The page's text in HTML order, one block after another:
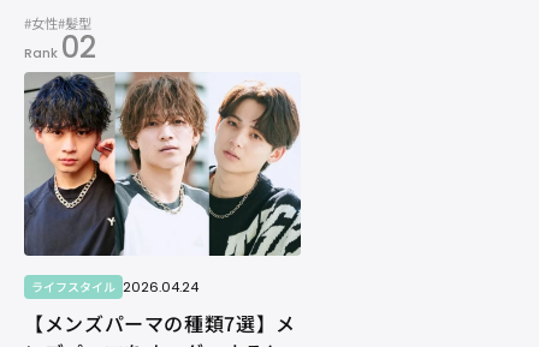
#女性#髪型
Rank 02
ライフスタイル 2026.04.24
【メンズパーマの種類7選】メ